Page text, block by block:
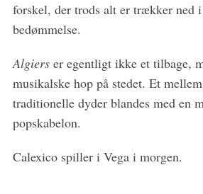
forskel, der trods alt er trækker ned i
bedømmelse.
Algierser egentligt ikke et tilbage,
musikalske hop på stedet. Et
traditionelle dyder blandes med en
popskabelon.
Calexico spiller i Vega i morgen.